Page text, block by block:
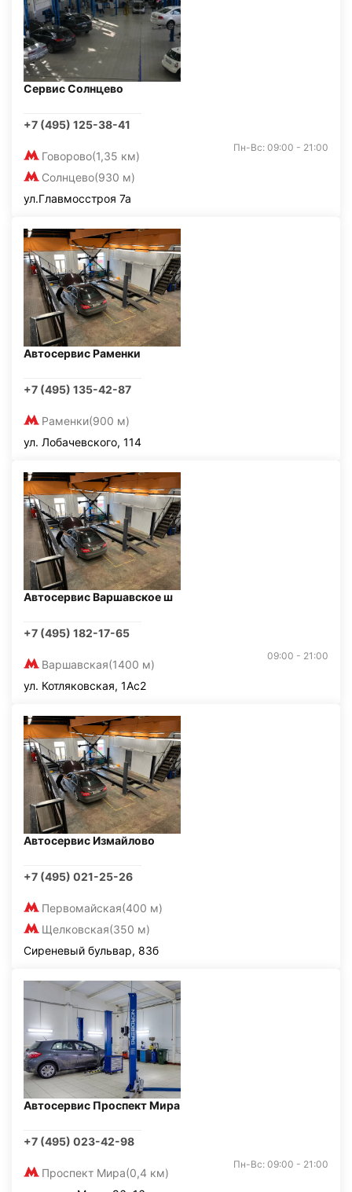
Сервис Солнцево
+7 (495) 125-38-41
Говорово(1,35 км)
Солнцево(930 м)
Пн-Вс: 09:00 - 21:00
ул.Главмосстроя 7а
Автосервис Раменки
+7 (495) 135-42-87
Раменки(900 м)
ул. Лобачевского, 114
Автосервис Варшавское ш
+7 (495) 182-17-65
Варшавская(1400 м)
09:00 - 21:00
ул. Котляковская, 1Ас2
Автосервис Измайлово
+7 (495) 021-25-26
Первомайская(400 м)
Щелковская(350 м)
Сиреневый бульвар, 83б
Автосервис Проспект Мира
+7 (495) 023-42-98
Проспект Мира(0,4 км)
Пн-Вс: 09:00 - 21:00